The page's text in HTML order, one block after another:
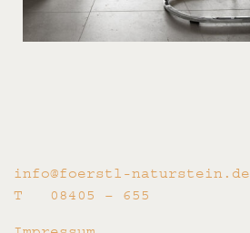
info@foerstl-naturstein.de
T 08405 – 655